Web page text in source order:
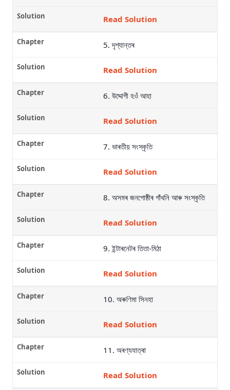
Read Solution
5. দৃশ্যান্তৰ
Read Solution
6. উদ্দোগী হওঁ আহা
Read Solution
7. ভাৰতীয় সংস্কৃতি
Read Solution
8. অসমৰ জনগোষ্ঠীৰ গাঁথনি আৰু সংস্কৃতি
Read Solution
9. ইন্টাৰনেটৰ তিতা-মিঠা
Read Solution
10. অৰুণিমা সিনহা
Read Solution
11. অৰণ্যযাত্ৰা
Read Solution